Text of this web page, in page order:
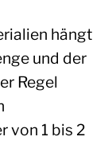
hängt
und der
Regel
von 1 bis 2